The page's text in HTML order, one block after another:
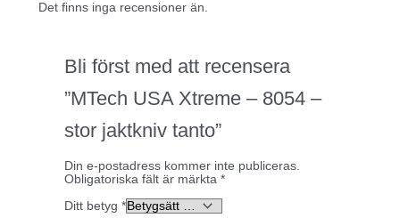
Det finns inga recensioner än.
Bli först med att recensera
”MTech USA Xtreme – 8054 –
stor jaktkniv tanto”
Din e-postadress kommer inte publiceras.
Obligatoriska fält är märkta *
Ditt betyg *